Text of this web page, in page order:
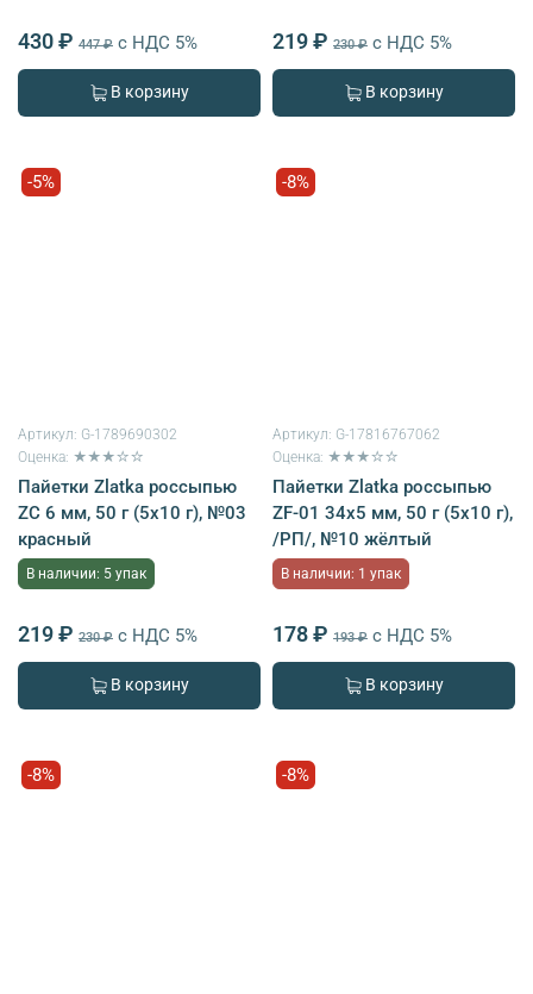
430 ₽ 447 ₽ с НДС 5%
В корзину
219 ₽ 230 ₽ с НДС 5%
В корзину
-5%
Артикул: G-1789690302
Оценка: ★★★☆☆
Пайетки Zlatka россыпью
ZC 6 мм, 50 г (5х10 г), №03
красный
В наличии: 5 упак
219 ₽ 230 ₽ с НДС 5%
В корзину
-8%
Артикул: G-17816767062
Оценка: ★★★☆☆
Пайетки Zlatka россыпью
ZF-01 34х5 мм, 50 г (5х10 г),
/РП/, №10 жёлтый
В наличии: 1 упак
178 ₽ 193 ₽ с НДС 5%
В корзину
-8% -8%